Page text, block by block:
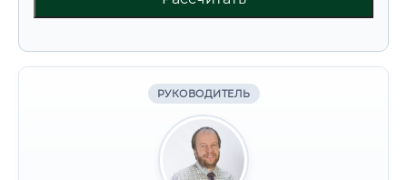
РУКОВОДИТЕЛЬ